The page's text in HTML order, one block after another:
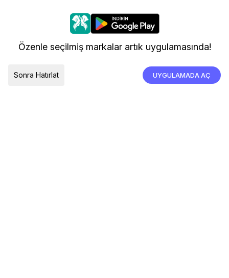
Sık Sorulan Sorular
Nasıl Sipariş Verebilirim?
Kargo ve Teslimat
Daha iyi bir alışveriş deneyimi için çerezleri
kullanıyoruz.
Özenle seçilmiş markalar artık uygulamasında!
Sonra Hatırlat UYGULAMADA AÇ